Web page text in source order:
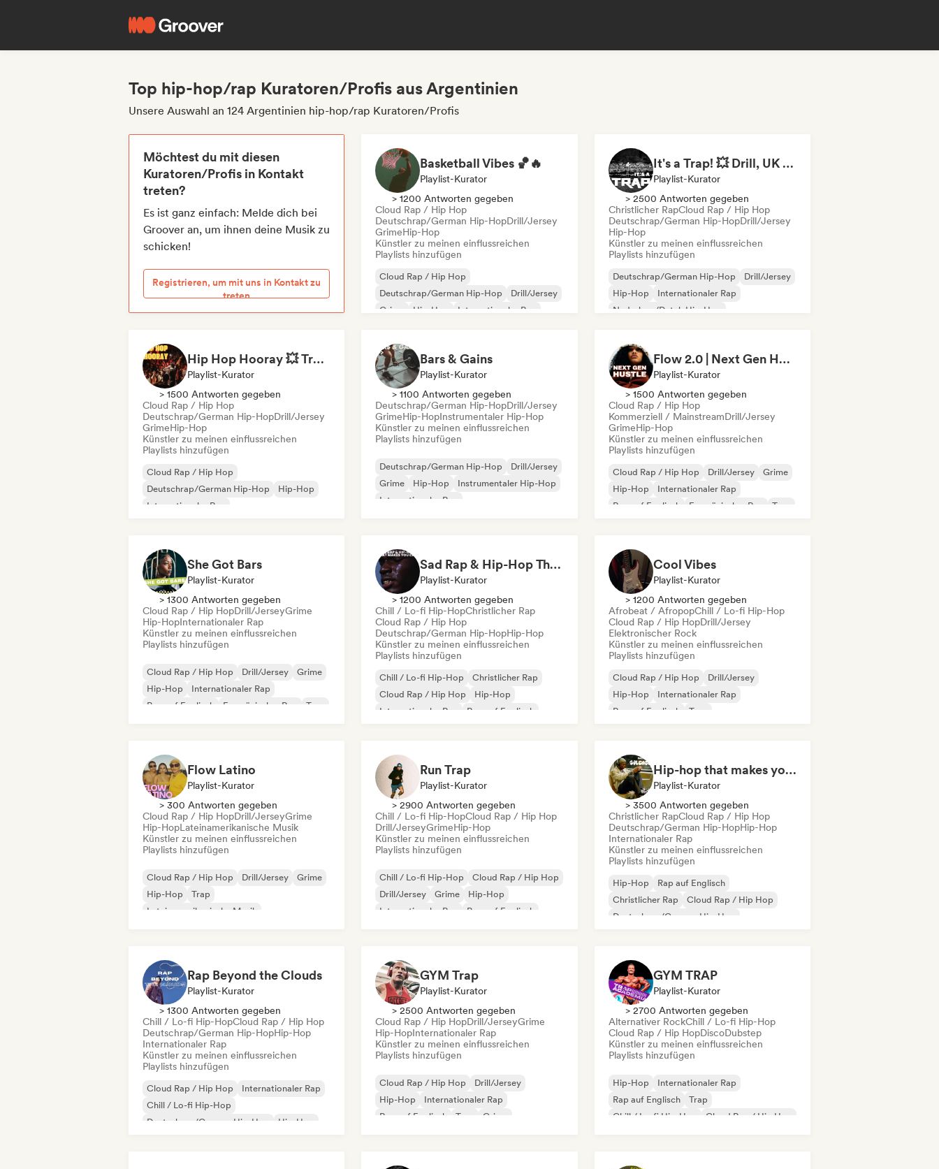
Top hip-hop/rap Kuratoren/Profis aus Argentinien
Unsere Auswahl an 124 Argentinien hip-hop/rap Kuratoren/Profis
Möchtest du mit diesen
Kuratoren/Profis in Kontakt
treten?
Es ist ganz einfach: Melde dich bei
Groover an, um ihnen deine Musik zu
schicken!
Registrieren, um mit uns in Kontakt zu
treten
Basketball Vibes 🏀🔥
Playlist-Kurator
> 1200 Antworten gegeben
Cloud Rap / Hip Hop
Deutschrap/German Hip-HopDrill/Jersey
GrimeHip-Hop
Künstler zu meinen einflussreichen
Playlists hinzufügen
Cloud Rap / Hip Hop
Deutschrap/German Hip-Hop
Drill/Jersey
Grime
Hip-Hop
Internationaler Rap
Rap auf Englisch
It's a Trap! 💥 Drill, UK Drill & Hard-Hitting Trap
Playlist-Kurator
> 2500 Antworten gegeben
Christlicher RapCloud Rap / Hip Hop
Deutschrap/German Hip-HopDrill/Jersey
Hip-Hop
Künstler zu meinen einflussreichen
Playlists hinzufügen
Deutschrap/German Hip-Hop
Drill/Jersey
Hip-Hop
Internationaler Rap
Nederhop/Dutch Hip-Hop
Rap/Trap Italiano
Hip Hop Hooray 💥 Trap, Hype & Party Rap Bangers
Playlist-Kurator
> 1500 Antworten gegeben
Cloud Rap / Hip Hop
Deutschrap/German Hip-HopDrill/Jersey
GrimeHip-Hop
Künstler zu meinen einflussreichen
Playlists hinzufügen
Cloud Rap / Hip Hop
Deutschrap/German Hip-Hop
Hip-Hop
Internationaler Rap
Rap/Trap Italiano
Bars & Gains
Playlist-Kurator
> 1100 Antworten gegeben
Deutschrap/German Hip-HopDrill/Jersey
GrimeHip-HopInstrumentaler Hip-Hop
Künstler zu meinen einflussreichen
Playlists hinzufügen
Deutschrap/German Hip-Hop
Drill/Jersey
Grime
Hip-Hop
Instrumentaler Hip-Hop
Internationaler Rap
Flow 2.0 | Next Gen Hustle
Playlist-Kurator
> 1500 Antworten gegeben
Cloud Rap / Hip Hop
Kommerziell / MainstreamDrill/Jersey
GrimeHip-Hop
Künstler zu meinen einflussreichen
Playlists hinzufügen
Cloud Rap / Hip Hop Drill/Jersey
Grime
Hip-Hop
Internationaler Rap
Rap auf Englisch
Französischer Rap Trap
She Got Bars
Playlist-Kurator
> 1300 Antworten gegeben
Cloud Rap / Hip HopDrill/JerseyGrime
Hip-HopInternationaler Rap
Künstler zu meinen einflussreichen
Playlists hinzufügen
Cloud Rap / Hip Hop Drill/Jersey
Grime
Hip-Hop
Internationaler Rap
Rap auf Englisch
Französischer Rap Trap
Sad Rap & Hip-Hop That Makes You Cry
Playlist-Kurator
> 1200 Antworten gegeben
Chill / Lo-fi Hip-HopChristlicher Rap
Cloud Rap / Hip Hop
Deutschrap/German Hip-HopHip-Hop
Künstler zu meinen einflussreichen
Playlists hinzufügen
Chill / Lo-fi Hip-Hop
Christlicher Rap
Cloud Rap / Hip Hop
Hip-Hop
Internationaler Rap
Rap auf Englisch
Cool Vibes
Playlist-Kurator
> 1200 Antworten gegeben
Afrobeat / AfropopChill / Lo-fi Hip-Hop
Cloud Rap / Hip HopDrill/Jersey
Elektronischer Rock
Künstler zu meinen einflussreichen
Playlists hinzufügen
Cloud Rap / Hip Hop
Drill/Jersey
Hip-Hop
Internationaler Rap
Rap auf Englisch
Trap
Flow Latino
Playlist-Kurator
> 300 Antworten gegeben
Cloud Rap / Hip HopDrill/JerseyGrime
Hip-HopLateinamerikanische Musik
Künstler zu meinen einflussreichen
Playlists hinzufügen
Cloud Rap / Hip Hop Drill/Jersey
Grime
Hip-Hop
Trap
Lateinamerikanische Musik
Run Trap
Playlist-Kurator
> 2900 Antworten gegeben
Chill / Lo-fi Hip-HopCloud Rap / Hip Hop
Drill/JerseyGrimeHip-Hop
Künstler zu meinen einflussreichen
Playlists hinzufügen
Chill / Lo-fi Hip-Hop
Cloud Rap / Hip Hop
Drill/Jersey
Grime
Hip-Hop
Internationaler Rap
Rap auf Englisch
Hip-hop that makes you nod in silence
Playlist-Kurator
> 3500 Antworten gegeben
Christlicher RapCloud Rap / Hip Hop
Deutschrap/German Hip-HopHip-Hop
Internationaler Rap
Künstler zu meinen einflussreichen
Playlists hinzufügen
Hip-Hop
Rap auf Englisch
Christlicher Rap
Cloud Rap / Hip Hop
Deutschrap/German Hip-Hop
Französischer Rap
Rap Beyond the Clouds
Playlist-Kurator
> 1300 Antworten gegeben
Chill / Lo-fi Hip-HopCloud Rap / Hip Hop
Deutschrap/German Hip-HopHip-Hop
Internationaler Rap
Künstler zu meinen einflussreichen
Playlists hinzufügen
Cloud Rap / Hip Hop
Internationaler Rap
Chill / Lo-fi Hip-Hop
Deutschrap/German Hip-Hop
Hip-Hop
GYM Trap
Playlist-Kurator
> 2500 Antworten gegeben
Cloud Rap / Hip HopDrill/JerseyGrime
Hip-HopInternationaler Rap
Künstler zu meinen einflussreichen
Playlists hinzufügen
Cloud Rap / Hip Hop
Drill/Jersey
Hip-Hop
Internationaler Rap
Rap auf Englisch
Trap
Grime
GYM TRAP
Playlist-Kurator
> 2700 Antworten gegeben
Alternativer RockChill / Lo-fi Hip-Hop
Cloud Rap / Hip HopDiscoDubstep
Künstler zu meinen einflussreichen
Playlists hinzufügen
Hip-Hop
Internationaler Rap
Rap auf Englisch
Trap
Chill / Lo-fi Hip-Hop
Cloud Rap / Hip Hop